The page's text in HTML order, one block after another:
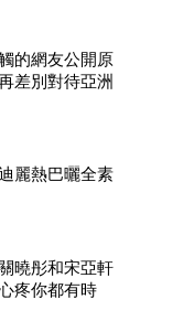
的網友公開原
差別對待亞洲
麗熱巴曬全素
曉彤和宋亞軒
疼你都有時